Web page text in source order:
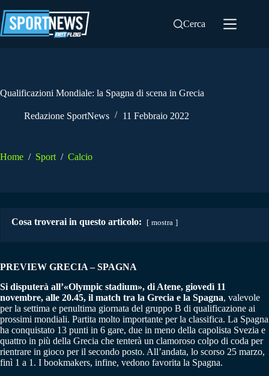
al
contenuto
Cerca
Qualificazioni Mondiale: la Spagna di scena in Grecia
Redazione SportNews 11 Febbraio 2022
Home / Sport / Calcio
Cosa troverai in questo articolo: mostra
PREVIEW GRECIA – SPAGNA
Si disputerà all’«Olympic stadium», di Atene, giovedì 11
novembre, alle 20.45, il match tra la Grecia e la Spagna, valevole
per la settima e penultima giornata del gruppo B di qualificazione ai
prossimi mondiali. Partita molto importante per la classifica. La Spagna
ha conquistato 13 punti in 6 gare, due in meno della capolista Svezia e
quattro in più della Grecia che tenterà un clamoroso colpo di coda per
rientrare in gioco per il secondo posto. All’andata, lo scorso 25 marzo,
finì 1 a 1. I bookmakers, infine, vedono favorita la Spagna.